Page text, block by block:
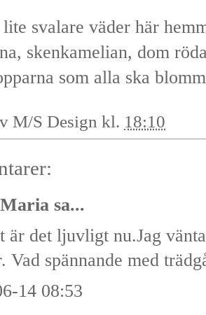
svalare väder här
skenkamelian, dom
som alla ska
M/S Design kl. 18:10
sa...
är det ljuvligt nu.Jag
Vad spännande med
14 08:53